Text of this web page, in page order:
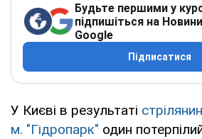
Будьте першими у
підпишіться на
Google
Підписатися
У Києві в результаті
м. "Гідропарк" один